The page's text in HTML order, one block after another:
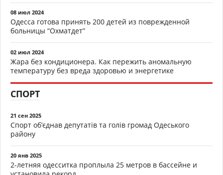
08 июл 2024
Одесса готова принять 200 детей из поврежденной
больницы “Охматдет”
02 июл 2024
Жара без кондиционера. Как пережить аномальную
температуру без вреда здоровью и энергетике
СПОРТ
21 сен 2025
Спорт об’єднав депутатів та голів громад Одеського
району
20 янв 2025
2-летняя одесситка проплыла 25 метров в бассейне и